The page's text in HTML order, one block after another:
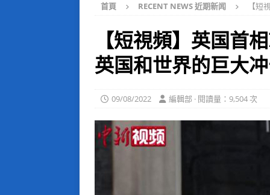
首頁 RECENT NEWS 近期新闻 【短
【短視頻】英国首
英国和世界的巨大
09/08/2022 編輯部 · 閱讀量：9,504 次